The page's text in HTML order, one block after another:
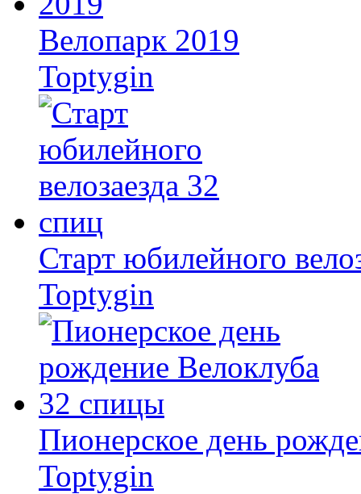
Велопарк 2019
Toptygin
Старт юбилейного
Toptygin
Пионерское день
Toptygin